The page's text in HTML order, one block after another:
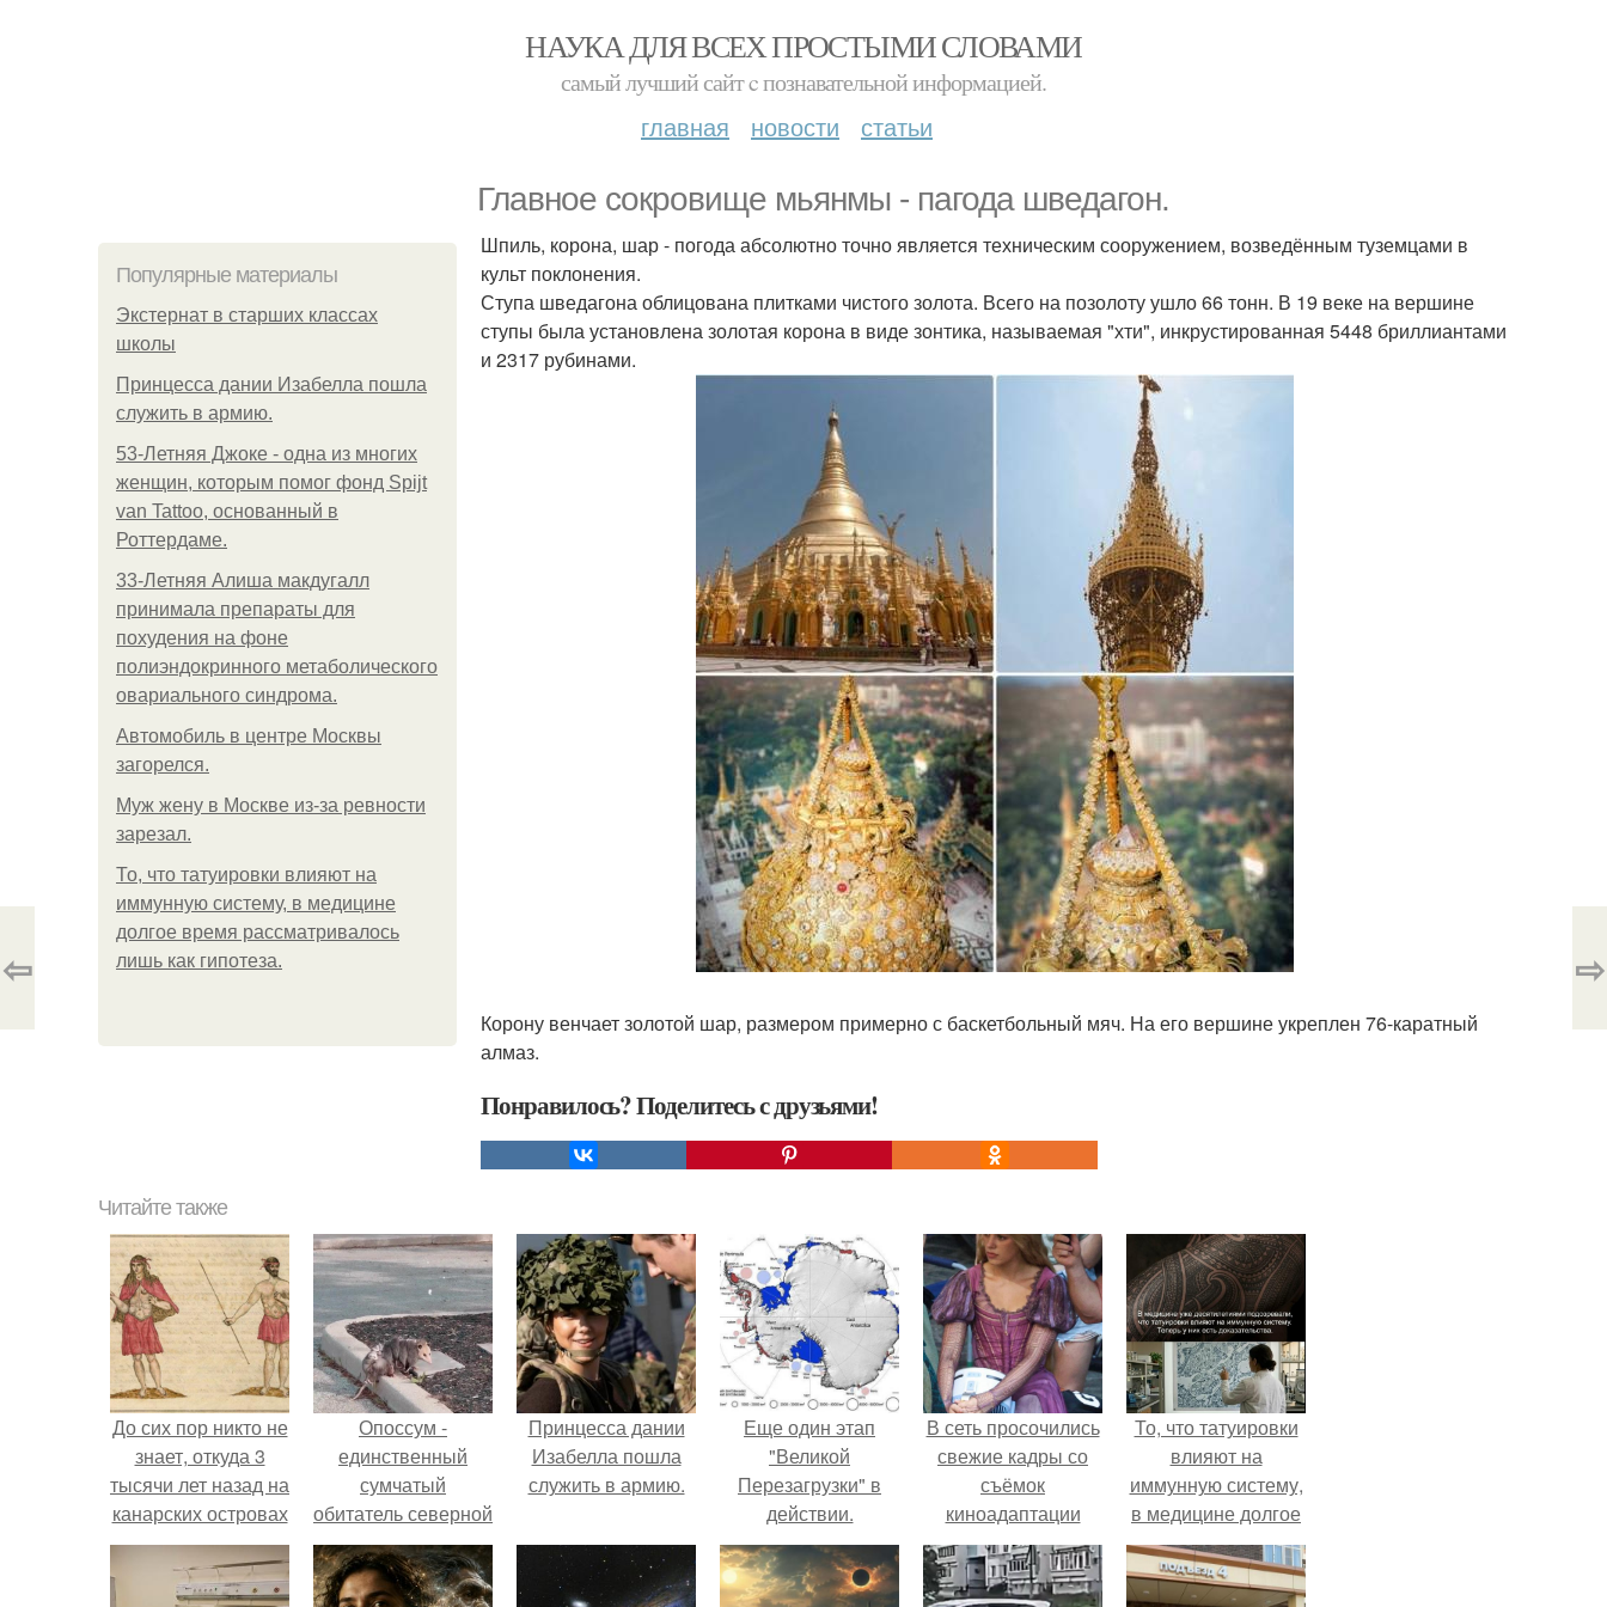
НАУКА ДЛЯ ВСЕХ ПРОСТЫМИ СЛОВАМИ
самый лучший сайт c познавательной информацией.
главная новости статьи
Главное сокровище мьянмы - пагода шведагон.
Популярные материалы
Экстернат в старших классах
школы
Принцесса дании Изабелла пошла
служить в армию.
53-Летняя Джоке - одна из многих
женщин, которым помог фонд Spijt
van Tattoo, основанный в
Роттердаме.
33-Летняя Алиша макдугалл
принимала препараты для
похудения на фоне
полиэндокринного метаболического
овариального синдрома.
Автомобиль в центре Москвы
загорелся.
Mуж жену в Москве из-за ревности
зарезал.
То, что татуировки влияют на
иммунную систему, в медицине
долгое время рассматривалось
лишь как гипотеза.
Шпиль, корона, шар - погода абсолютно точно является техническим сооружением, возведённым туземцами в
культ поклонения.
Ступа шведагона облицована плитками чистого золота. Всего на позолоту ушло 66 тонн. В 19 веке на вершине
ступы была установлена золотая корона в виде зонтика, называемая "хти", инкрустированная 5448 бриллиантами
и 2317 рубинами.
Корону венчает золотой шар, размером примерно с баскетбольный мяч. На его вершине укреплен 76-каратный
алмаз.
Понравилось? Поделитесь с друзьями!
⇦ ⇨
Читайте также
До сих пор никто не
знает, откуда 3
тысячи лет назад на
канарских островах
появились гуанчи.
Опоссум -
единственный
сумчатый
обитатель северной
америки.
Принцесса дании
Изабелла пошла
служить в армию.
Еще один этап
"Великой
Перезагрузки" в
действии.
В сеть просочились
свежие кадры со
съёмок
киноадаптации
"Рапунцель", и всё
внимание
моментально
То, что татуировки
влияют на
иммунную систему,
в медицине долгое
время
рассматривалось
лишь как гипотеза.